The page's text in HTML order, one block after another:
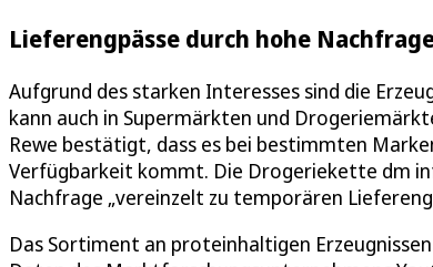
Lieferengpässe durch hohe
Aufgrund des starken Interesses sind die
kann auch in Supermärkten und
Rewe bestätigt, dass es bei bestimmten
Verfügbarkeit kommt. Die Drogeriekette dm
Nachfrage „vereinzelt zu temporären
Das Sortiment an proteinhaltigen